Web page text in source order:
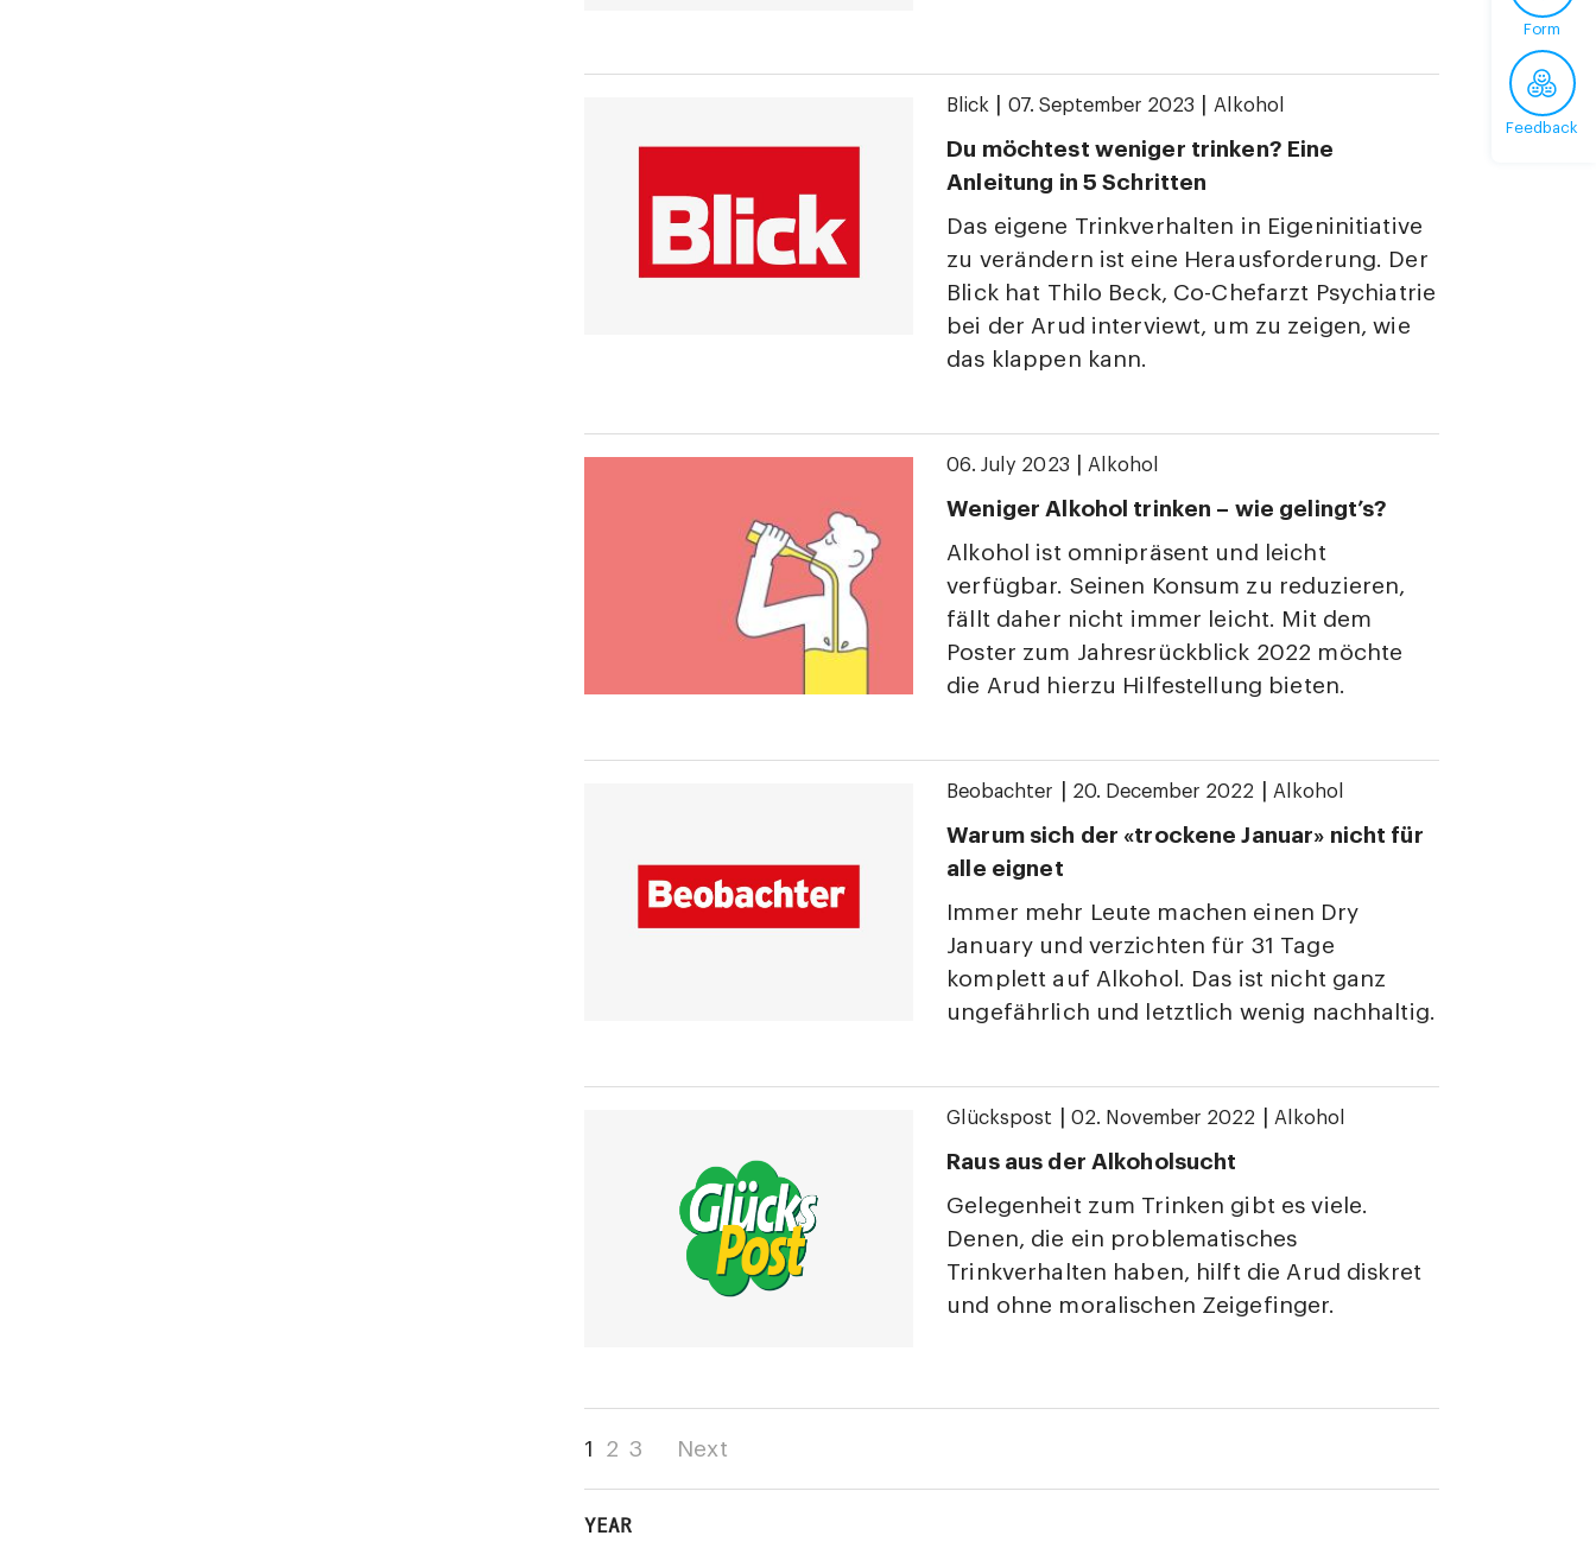
Blick 07. September 2023 Alkohol
Du möchtest weniger trinken? Eine
Anleitung in 5 Schritten
Das eigene Trinkverhalten in Eigeninitiative
zu verändern ist eine Herausforderung. Der
Blick hat Thilo Beck, Co-Chefarzt Psychiatrie
bei der Arud interviewt, um zu zeigen, wie
das klappen kann.
06. July 2023 Alkohol
Weniger Alkohol trinken – wie gelingt’s?
Alkohol ist omnipräsent und leicht
verfügbar. Seinen Konsum zu reduzieren,
fällt daher nicht immer leicht. Mit dem
Poster zum Jahresrückblick 2022 möchte
die Arud hierzu Hilfestellung bieten.
Beobachter 20. December 2022 Alkohol
Warum sich der «trockene Januar» nicht für
alle eignet
Immer mehr Leute machen einen Dry
January und verzichten für 31 Tage
komplett auf Alkohol. Das ist nicht ganz
ungefährlich und letztlich wenig nachhaltig.
Glückspost 02. November 2022 Alkohol
Raus aus der Alkoholsucht
Gelegenheit zum Trinken gibt es viele.
Denen, die ein problematisches
Trinkverhalten haben, hilft die Arud diskret
und ohne moralischen Zeigefinger.
1 2 3 Next
YEAR
Form
Feedback